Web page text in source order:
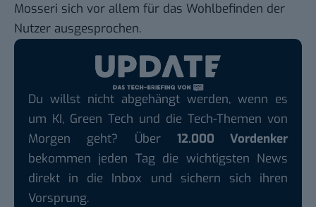
Mosseri sich vor allem für das Wohlbefinden der
Nutzer ausgesprochen.
Du willst nicht abgehängt werden, wenn es
um KI, Green Tech und die Tech-Themen von
Morgen geht? Über 12.000 Vordenker
bekommen jeden Tag die wichtigsten News
direkt in die Inbox und sichern sich ihren
Vorsprung.